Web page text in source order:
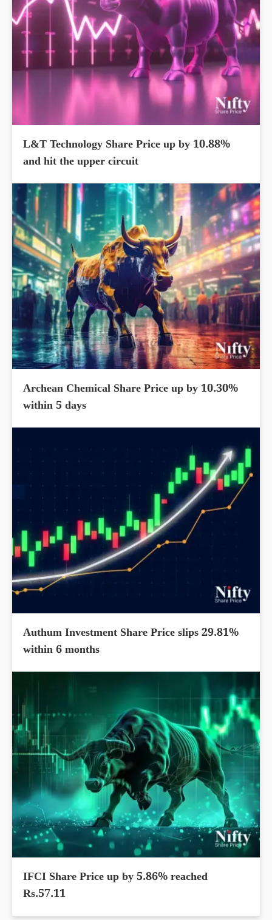
L&T Technology Share Price up by 10.88%
and hit the upper circuit
Archean Chemical Share Price up by 10.30%
within 5 days
Authum Investment Share Price slips 29.81%
within 6 months
IFCI Share Price up by 5.86% reached
Rs.57.11